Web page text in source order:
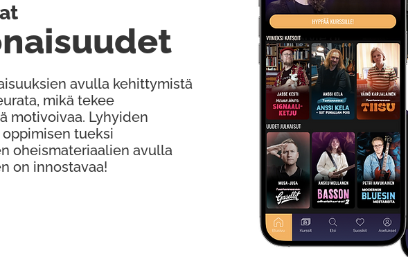
avulla kehittymistä
mikä tekee
motivoivaa. Lyhyiden
tueksi
oheismateriaalien avulla
on innostavaa!